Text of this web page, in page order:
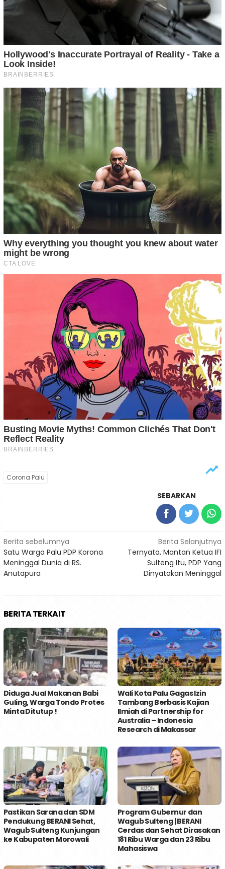
Corona Palu
SEBARKAN
Navigasi
pos
Berita sebelumnya
Satu Warga Palu PDP Korona
Meninggal Dunia di RS.
Anutapura
Berita Selanjutnya
Ternyata, Mantan Ketua IFI
Sulteng Itu, PDP Yang
Dinyatakan Meninggal
BERITA TERKAIT
Diduga Jual Makanan Babi
Guling, Warga Tondo Protes
Minta Ditutup !
Wali Kota Palu Gagas Izin
Tambang Berbasis Kajian
Ilmiah di Partnership for
Australia – Indonesia
Research di Makassar
Pastikan Sarana dan SDM
Pendukung BERANI Sehat,
Wagub Sulteng Kunjungan
ke Kabupaten Morowali
Program Gubernur dan
Wagub Sulteng | BERANI
Cerdas dan Sehat Dirasakan
181 Ribu Warga dan 23 Ribu
Mahasiswa